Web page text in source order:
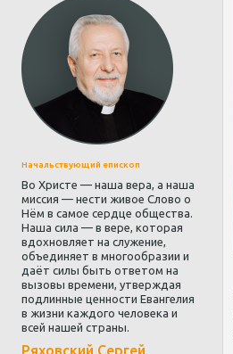
Начальствующий епископ
Во Христе — наша вера, а наша
миссия — нести живое Слово о
Нём в самое сердце общества.
Наша сила — в вере, которая
вдохновляет на служение,
объединяет в многообразии и
даёт силы быть ответом на
вызовы времени, утверждая
подлинные ценности Евангелия
в жизни каждого человека и
всей нашей страны.
Ряховский Сергей